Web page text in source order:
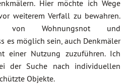
Hier möchte ich Wege
weiterem Verfall zu bewahren.
Wohnungsnot und
es möglich sein, auch Denkmäler
einer Nutzung zuzuführen. Ich
der Suche nach individuellen
Objekte.